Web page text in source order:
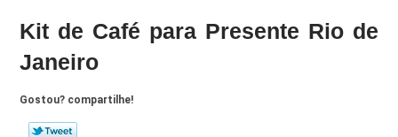
Kit de Café para Presente Rio de
Janeiro
Gostou? compartilhe!